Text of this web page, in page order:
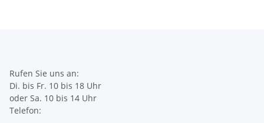
Rufen Sie uns an:
Di. bis Fr. 10 bis 18 Uhr
oder Sa. 10 bis 14 Uhr
Telefon: